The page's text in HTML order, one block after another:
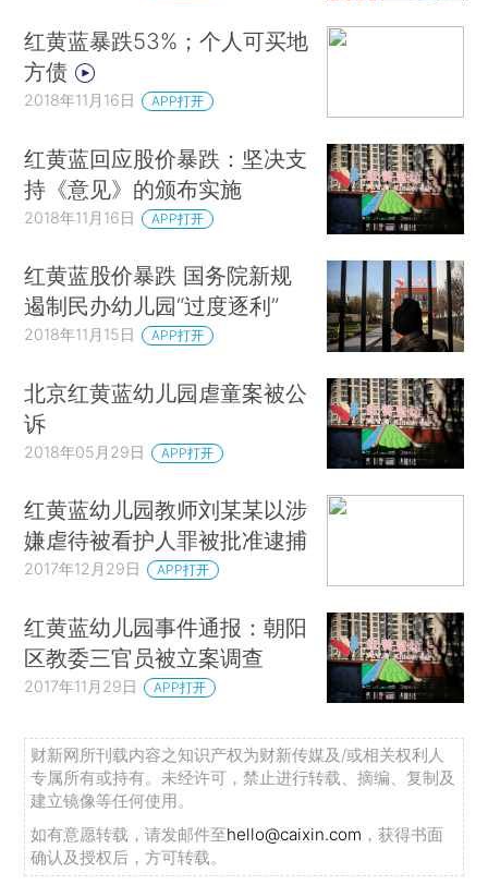
红黄蓝暴跌53%；个人可买地
方债
2018年11月16日 APP打开
红黄蓝回应股价暴跌：坚决支
持《意见》的颁布实施
2018年11月16日 APP打开
红黄蓝股价暴跌 国务院新规
遏制民办幼儿园“过度逐利”
2018年11月15日 APP打开
北京红黄蓝幼儿园虐童案被公
诉
2018年05月29日 APP打开
红黄蓝幼儿园教师刘某某以涉
嫌虐待被看护人罪被批准逮捕
2017年12月29日 APP打开
红黄蓝幼儿园事件通报：朝阳
区教委三官员被立案调查
2017年11月29日 APP打开
财新网所刊载内容之知识产权为财新传媒及/或相关权利人
专属所有或持有。未经许可，禁止进行转载、摘编、复制及
建立镜像等任何使用。
如有意愿转载，请发邮件至hello@caixin.com ，获得书面
确认及授权后，方可转载。